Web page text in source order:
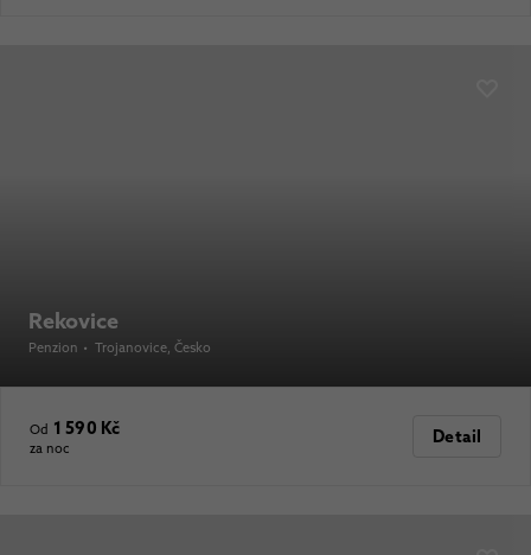
Rekovice
Penzion • Trojanovice, Česko
Od 1 590 Kč
za noc
Detail